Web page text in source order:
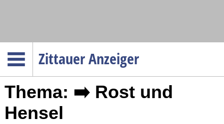
Zittauer Anzeiger
Menüpunkte
Startseite
Gesellschaft
Thema: ➡️ Rost und
Hensel